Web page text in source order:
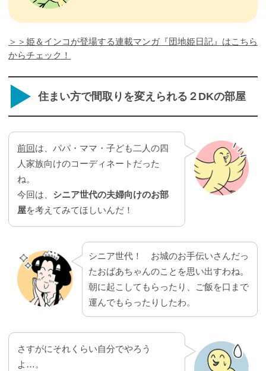
＞＞姫＆インコが登場する連載マンガ『団地姫日記』はこちら
からチェック！
住まい方で間取りを変えられる２DKの部屋
前回は、パパ・ママ・子ども二人の四
人家族向けのコーディネートだった
ね。
今回は、 シニア世代の夫婦向けのお部
屋を考えてみてほしいんだ！
シニア世代！ お城のお手伝いさんだっ
たおばあちゃんのことを思い出すわね。
朝に起こしてもらったり、ご飯を口まで
運んでもらったりしたわ。
さすがにそれくらい自分でやろう
よ…。